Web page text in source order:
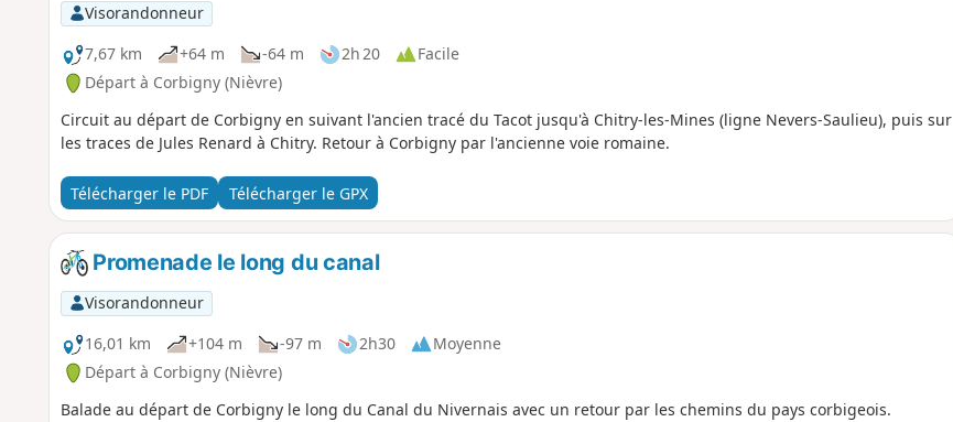
Visorandonneur
7,67 km
+64 m -64 m 2h 20
Facile
Départ à Corbigny (Nièvre)
Circuit au départ de Corbigny en suivant l'ancien tracé du Tacot jusqu'à Chitry-les-Mines (ligne Nevers-Saulieu), puis sur
les traces de Jules Renard à Chitry. Retour à Corbigny par l'ancienne voie romaine.
Télécharger le PDF Télécharger le GPX
Promenade le long du canal
Visorandonneur
16,01 km
+104 m -97 m 2h30
Moyenne
Départ à Corbigny (Nièvre)
Balade au départ de Corbigny le long du Canal du Nivernais avec un retour par les chemins du pays corbigeois.